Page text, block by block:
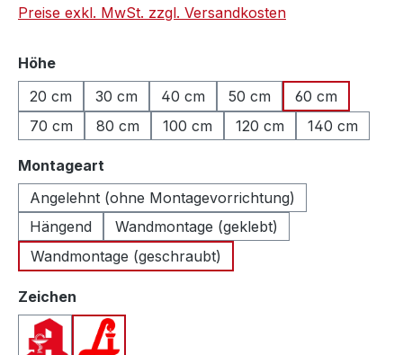
Preise exkl. MwSt. zzgl. Versandkosten
Höheauswählen
20 cm
30 cm 40 cm 50 cm
60 cm
70 cm
80 cm 100 cm 120 cm 140 cm
Montageart
Angelehnt (ohne Montagevorrichtung)
Hängend
Wandmontage (geklebt)
Wandmontage (geschraubt)
Zeichen